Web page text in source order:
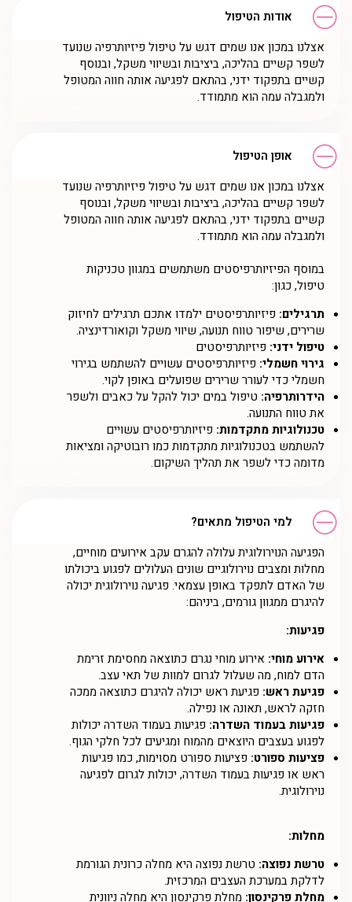
אודות הטיפול
אצלנו במכון אנו שמים דגש על טיפול פיזיותרפיה שנועד
לשפר קשיים בהליכה, ביציבות ובשיווי משקל, ובנוסף
קשיים בתפקוד ידני, בהתאם לפגיעה אותה חווה המטופל
ולמגבלה עמה הוא מתמודד.
אופן הטיפול
אצלנו במכון אנו שמים דגש על טיפול פיזיותרפיה שנועד
לשפר קשיים בהליכה, ביציבות ובשיווי משקל, ובנוסף
קשיים בתפקוד ידני, בהתאם לפגיעה אותה חווה המטופל
ולמגבלה עמה הוא מתמודד.
במוסף הפיזיותרפיסטים משתמשים במגוון טכניקות
טיפול, כגון:
תרגילים: פיזיותרפיסטים ילמדו אתכם תרגילים לחיזוק
שרירים, שיפור טווח תנועה, שיווי משקל וקואורדינציה.
טיפול ידני: פיזיותרפיסטים
גירוי חשמלי: פיזיותרפיסטים עשויים להשתמש בגירוי
חשמלי כדי לעורר שרירים שפועלים באופן לקוי.
הידרותרפיה: טיפול במים יכול להקל על כאבים ולשפר
את טווח התנועה.
טכנולוגיות מתקדמות: פיזיותרפיסטים עשויים
להשתמש בטכנולוגיות מתקדמות כמו רובוטיקה ומציאות
מדומה כדי לשפר את תהליך השיקום.
למי הטיפול מתאים?
הפגיעה הנוירולוגית עלולה להגרם עקב אירועים מוחיים,
מחלות ומצבים נוירולוגיים שונים העלולים לפגוע ביכולתו
של האדם לתפקד באופן עצמאי. פגיעה נוירולוגית יכולה
להיגרם ממגוון גורמים, ביניהם:
פגיעות:
אירוע מוחי: אירוע מוחי נגרם כתוצאה מחסימת זרימת
הדם למוח, מה שעלול לגרום למוות של תאי עצב.
פגיעת ראש: פגיעת ראש יכולה להיגרם כתוצאה ממכה
חזקה לראש, תאונה או נפילה.
פגיעות בעמוד השדרה: פגיעות בעמוד השדרה יכולות
לפגוע בעצבים היוצאים מהמוח ומגיעים לכל חלקי הגוף.
פציעות ספורט: פציעות ספורט מסוימות, כמו פגיעות
ראש או פגיעות בעמוד השדרה, יכולות לגרום לפגיעה
נוירולוגית.
מחלות:
טרשת נפוצה: טרשת נפוצה היא מחלה כרונית הגורמת
לדלקת במערכת העצבים המרכזית.
מחלת פרקינסון: מחלת פרקינסון היא מחלה ניוונית